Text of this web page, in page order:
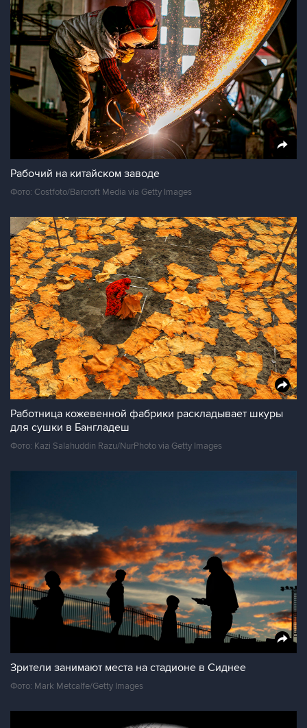
Рабочий на китайском заводе
Фото: Costfoto/Barcroft Media via Getty Images
Работница кожевенной фабрики раскладывает шкуры
для сушки в Бангладеш
Фото: Kazi Salahuddin Razu/NurPhoto via Getty Images
Зрители занимают места на стадионе в Сиднее
Фото: Mark Metcalfe/Getty Images